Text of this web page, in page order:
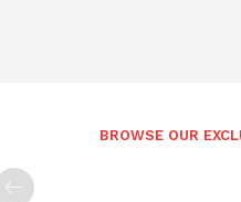
BROWSE OUR